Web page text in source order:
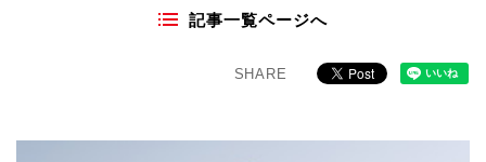
記事一覧ページへ
SHARE